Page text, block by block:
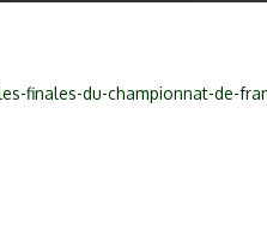
finales-du-championnat-de-